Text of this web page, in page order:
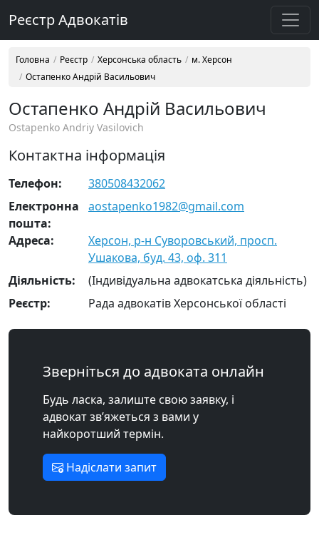
Реєстр Адвокатів
Головна Реєстр Херсонська область
м. Херсон
Остапенко Андрій Васильович
Остапенко Андрій Васильович
Ostapenko Andriy Vasilovich
Контактна інформація
Телефон:
380508432062
Електронна
пошта:
aostapenko1982@gmail.com
Адреса:
Херсон, р-н Суворовський, просп.
Ушакова, буд. 43, оф. 311
Діяльність:
(Індивідуальна адвокатська діяльність)
Реєстр:
Рада адвокатів Херсонської області
Зверніться до адвоката онлайн
Будь ласка, залиште свою заявку, і
адвокат зв’яжеться з вами у
найкоротший термін.
Надіслати запит